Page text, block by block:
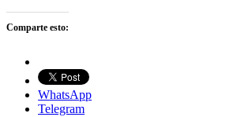
Comparte esto:
WhatsApp
Telegram